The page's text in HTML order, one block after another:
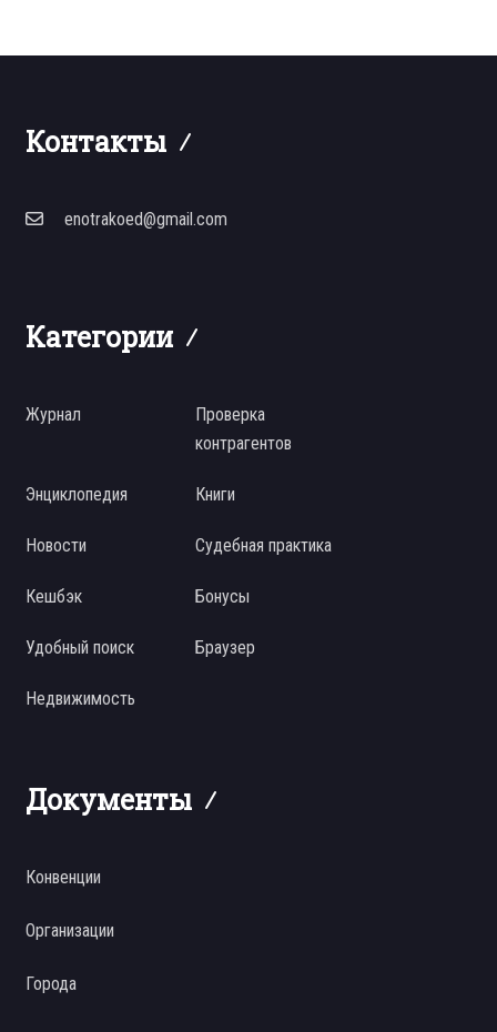
Контакты
enotrakoed@gmail.com
Категории
Журнал
Проверка
контрагентов
Энциклопедия Книги
Новости Судебная практика
Кешбэк Бонусы
Удобный поиск Браузер
Недвижимость
Документы
Конвенции
Организации
Города